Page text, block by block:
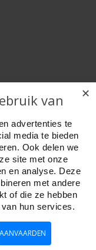
Media Details
Sahib, ook wel de
een van de beroemdste
keren werd
✕
van
advertenties te
media te bieden
Ook delen we
site met onze
en analyse. Deze
met andere
of die ze hebben
hun services.
AANVAARDEN